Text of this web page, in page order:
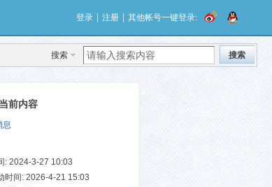
登录 注册 其他帐号一键登录:
搜索 搜索
前内容
息
: 2024-3-27 10:03
时间: 2026-4-21 15:03